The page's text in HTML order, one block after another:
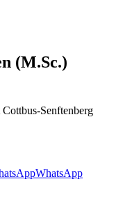
(M.Sc.)
Senftenberg
WhatsApp